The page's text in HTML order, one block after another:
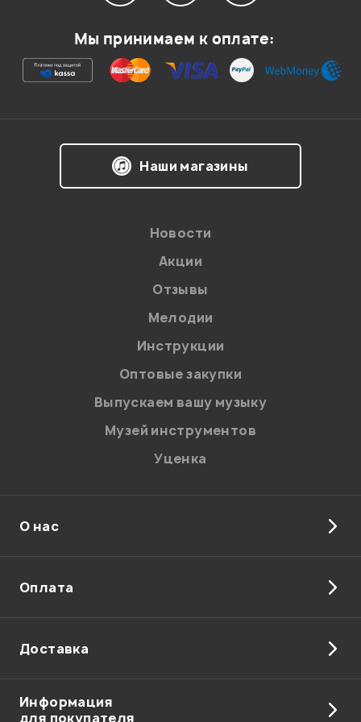
Ваша оценка:
на обработку персональных данных в
Политикой в отношении обработки
персональных данных.
Введите проверочное число:
Отправить
Мы принимаем к оплате:
Наши магазины
Новости
Акции
Отзывы
Мелодии
Инструкции
Оптовые закупки
Выпускаем вашу музыку
Музей инструментов
Уценка
О нас
Оплата
Доставка
Информация
для покупателя